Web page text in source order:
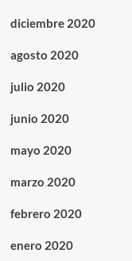
diciembre 2020
agosto 2020
julio 2020
junio 2020
mayo 2020
marzo 2020
febrero 2020
enero 2020